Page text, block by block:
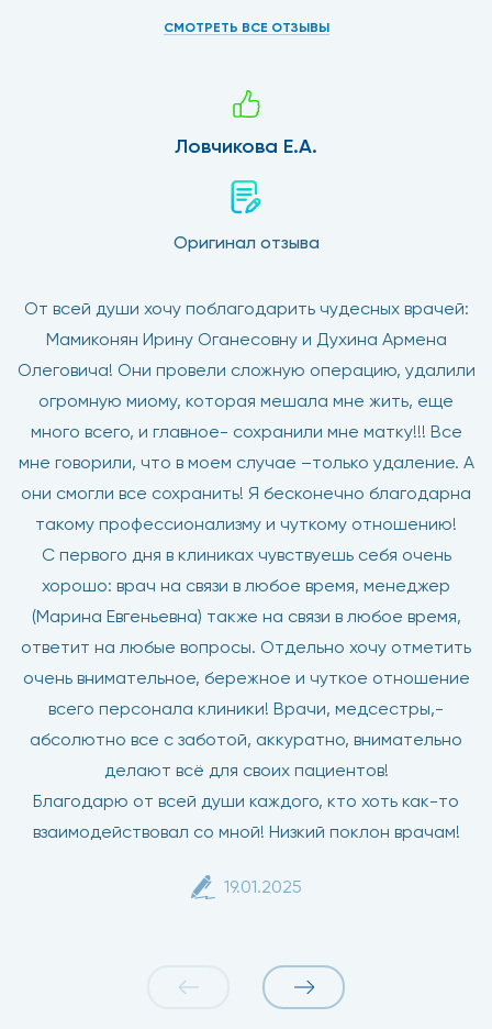
СМОТРЕТЬ ВСЕ ОТЗЫВЫ
Ловчикова Е.А.
Оригинал отзыва
От всей души хочу поблагодарить чудесных врачей:
Мамиконян Ирину Оганесовну и Духина Армена
Олеговича! Они провели сложную операцию, удалили
огромную миому, которая мешала мне жить, еще
много всего, и главное- сохранили мне матку!!! Все
мне говорили, что в моем случае –только удаление. А
они смогли все сохранить! Я бесконечно благодарна
такому профессионализму и чуткому отношению!
С первого дня в клиниках чувствуешь себя очень
хорошо: врач на связи в любое время, менеджер
(Марина Евгеньевна) также на связи в любое время,
ответит на любые вопросы. Отдельно хочу отметить
очень внимательное, бережное и чуткое отношение
всего персонала клиники! Врачи, медсестры,-
абсолютно все с заботой, аккуратно, внимательно
делают всё для своих пациентов!
Благодарю от всей души каждого, кто хоть как-то
взаимодействовал со мной! Низкий поклон врачам!
19.01.2025